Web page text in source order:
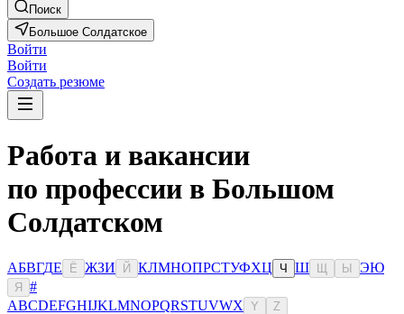
Поиск
Большое Солдатское
Войти
Войти
Создать резюме
Работа и вакансии
по профессии в Большом
Солдатском
АБВГДЕ Ё ЖЗИ Й КЛМНОПРСТУФХЦ Ч Ш Ы ЭЮ
Я
#
ABCDEFGHIJKLMNOPQRSTUVWX Y Z